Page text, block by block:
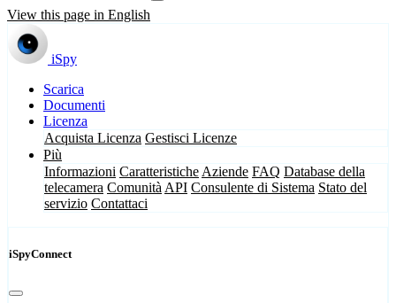
View this page in English
iSpy
Scarica
Documenti
Licenza
Acquista Licenza Gestisci Licenze
Più
Informazioni Caratteristiche Aziende FAQ Database della
telecamera Comunità API Consulente di Sistema Stato del
servizio Contattaci
iSpyConnect